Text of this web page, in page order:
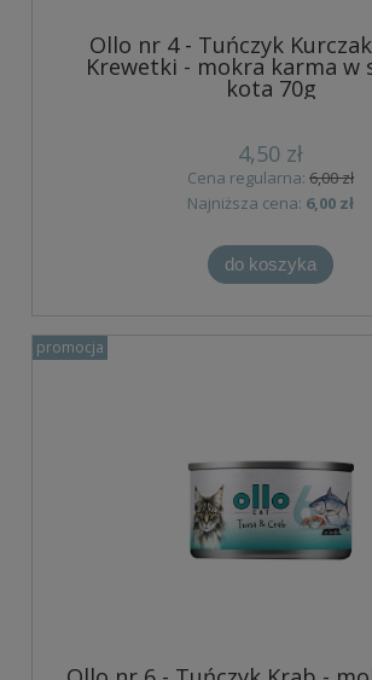
Ollo nr 4 - Tuńczyk
Krewetki - mokra karma w
kota 70g
4,50 zł
Cena regularna: 6,00 zł
Najniższa cena: 6,00 zł
do koszyka
promocja